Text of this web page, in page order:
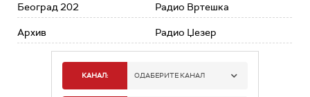
Београд 202
Архив
Радио Вртешка
Радио Џезер
КАНАЛ: ОДАБЕРИТЕ КАНАЛ